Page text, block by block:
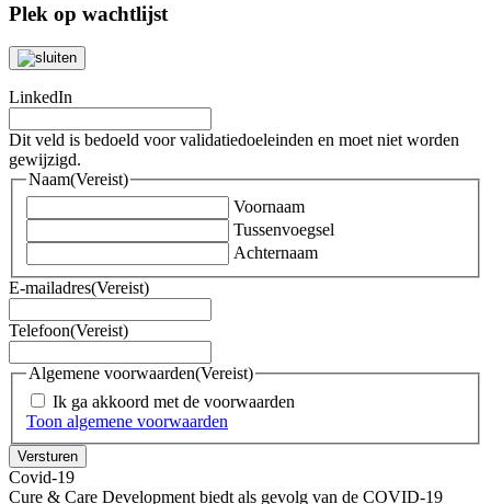
Plek op wachtlijst
LinkedIn
Dit veld is bedoeld voor validatiedoeleinden en moet niet worden
gewijzigd.
Naam(Vereist)
Voornaam
Tussenvoegsel
Achternaam
E-mailadres(Vereist)
Telefoon(Vereist)
Algemene voorwaarden(Vereist)
Ik ga akkoord met de voorwaarden
Toon algemene voorwaarden
Covid-19
Cure & Care Development biedt als gevolg van de COVID-19